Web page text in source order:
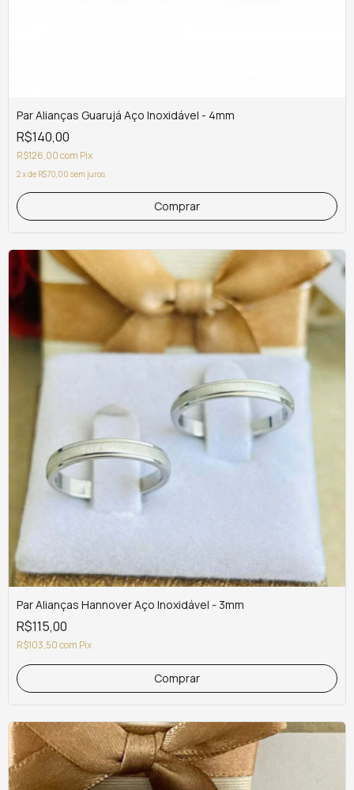
Par Alianças Guarujá Aço Inoxidável - 4mm
R$140,00
R$126,00com Pix
2xde R$70,00 sem juros
Par Alianças Hannover Aço Inoxidável - 3mm
R$115,00
R$103,50com Pix